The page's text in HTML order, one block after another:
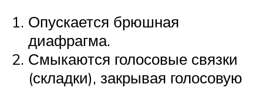
Опускается брюшная
диафрагма.
Смыкаются голосовые связки
(складки), закрывая голосовую